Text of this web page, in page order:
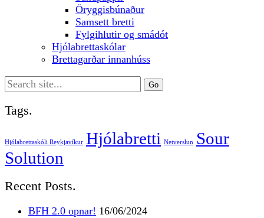
Öryggisbúnaður
Samsett bretti
Fylgihlutir og smádót
Hjólabrettaskólar
Brettagarðar innanhúss
Search
for:
Tags.
Hjólabrettaskóli Reykjavíkur Hjólabretti Netverslun
Sour
Solution
Recent Posts.
BFH 2.0 opnar! 16/06/2024